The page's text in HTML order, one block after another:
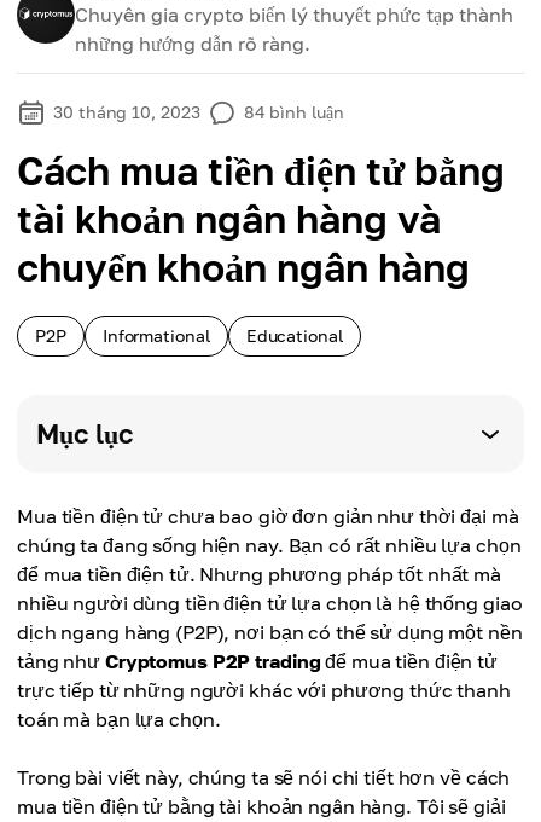
Chuyên gia crypto biến lý thuyết phức tạp thành
những hướng dẫn rõ ràng.
30 tháng 10, 2023 84 bình luận
Cách mua tiền điện tử bằng
tài khoản ngân hàng và
chuyển khoản ngân hàng
P2P Informational Educational
Mục lục
Mua tiền điện tử chưa bao giờ đơn giản như thời đại mà
chúng ta đang sống hiện nay. Bạn có rất nhiều lựa chọn
để mua tiền điện tử. Nhưng phương pháp tốt nhất mà
nhiều người dùng tiền điện tử lựa chọn là hệ thống giao
dịch ngang hàng (P2P), nơi bạn có thể sử dụng một nền
tảng như Cryptomus P2P trading để mua tiền điện tử
trực tiếp từ những người khác với phương thức thanh
toán mà bạn lựa chọn.
Trong bài viết này, chúng ta sẽ nói chi tiết hơn về cách
mua tiền điện tử bằng tài khoản ngân hàng. Tôi sẽ giải